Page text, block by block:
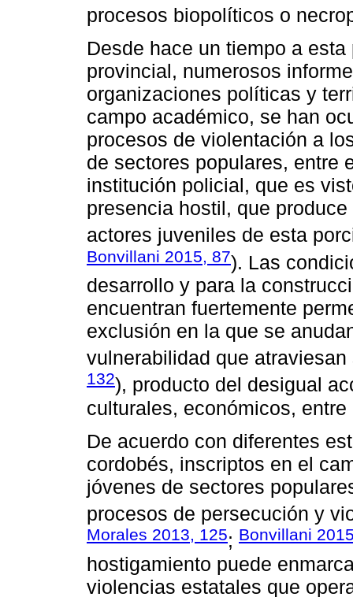
procesos biopolíticos o
Desde hace un tiempo a
provincial, numerosos
organizaciones políticas y
campo académico, se han
procesos de violentación a
de sectores populares, entre
institución policial, que es
presencia hostil, que
actores juveniles de esta
Bonvillani 2015, 87). Las
desarrollo y para la
encuentran fuertemente
exclusión en la que se
vulnerabilidad que
132), producto del desigual
culturales, económicos, entre
De acuerdo con diferentes
cordobés, inscriptos en el
jóvenes de sectores
procesos de persecución y
Morales 2013, 125; Bonvillani
hostigamiento puede
violencias estatales que